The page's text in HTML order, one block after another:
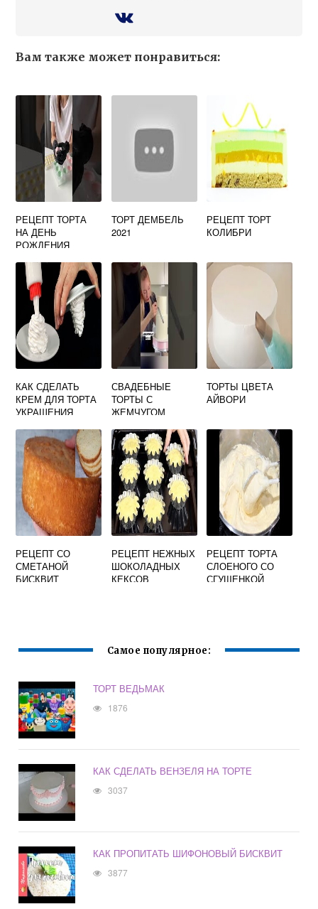
Вам также может понравиться:
РЕЦЕПТ ТОРТА
НА ДЕНЬ
РОЖДЕНИЯ
ТОРТ ДЕМБЕЛЬ
2021
РЕЦЕПТ ТОРТ
КОЛИБРИ
КАК СДЕЛАТЬ
КРЕМ ДЛЯ ТОРТА
УКРАШЕНИЯ
СВАДЕБНЫЕ
ТОРТЫ С
ЖЕМЧУГОМ
ТОРТЫ ЦВЕТА
АЙВОРИ
РЕЦЕПТ СО
СМЕТАНОЙ
БИСКВИТ
РЕЦЕПТ НЕЖНЫХ
ШОКОЛАДНЫХ
КЕКСОВ
РЕЦЕПТ ТОРТА
СЛОЕНОГО СО
СГУЩЕНКОЙ
Самое популярное:
ТОРТ ВЕДЬМАК
1876
КАК СДЕЛАТЬ ВЕНЗЕЛЯ НА ТОРТЕ
3037
КАК ПРОПИТАТЬ ШИФОНОВЫЙ БИСКВИТ
3877